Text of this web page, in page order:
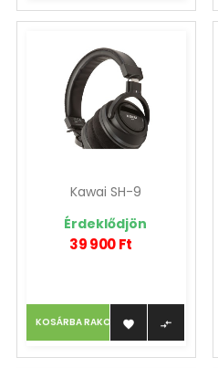
Kawai SH-9
Érdeklődjön
39 900 Ft
KOSÁRBA RAKOM  